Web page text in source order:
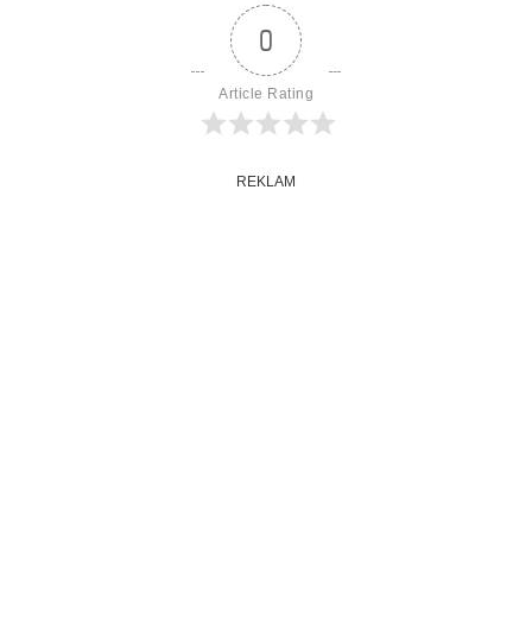
0
Article Rating
REKLAM